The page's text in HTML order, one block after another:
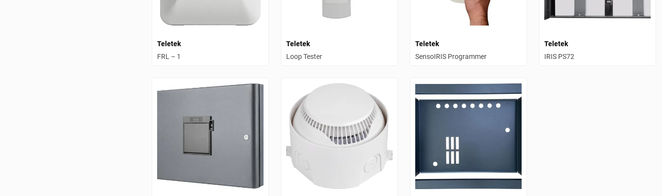
Teletek
FRL – 1
Teletek
Loop Tester
Teletek
SensoIRIS Programmer
Teletek
IRIS PS72